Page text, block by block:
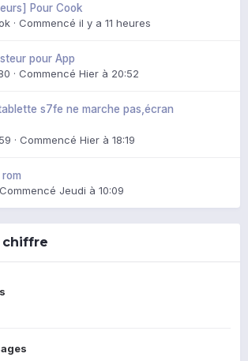
Pour Cook
· Commencé il y a 11 heures
pour App
· Commencé Hier à 20:52
s7fe ne marche pas,écran
· Commencé Hier à 18:19
Commencé Jeudi à 10:09
chiffre